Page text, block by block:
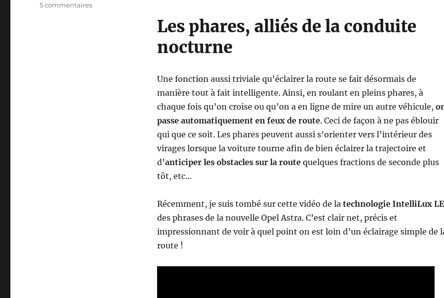
Les phares, alliés de la conduite
nocturne
Une fonction aussi triviale qu’éclairer la route se fait désormais de
manière tout à fait intelligente. Ainsi, en roulant en pleins phares, à
chaque fois qu’on croise ou qu’on a en ligne de mire un autre véhicule,
passe automatiquement en feux de route. Ceci de façon à ne pas éblouir
qui que ce soit. Les phares peuvent aussi s’orienter vers l’intérieur des
virages lorsque la voiture tourne afin de bien éclairer la trajectoire et
d’anticiper les obstacles sur la routequelques fractions de seconde plus
tôt, etc…
Récemment, je suis tombé sur cette vidéo de la technologie IntelliLux
des phrases de la nouvelle Opel Astra. C’est clair net, précis et
impressionnant de voir à quel point on est loin d’un éclairage simple de
route !
5 commentairessur